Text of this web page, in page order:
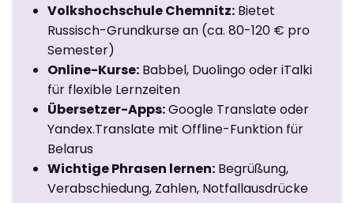
Volkshochschule Chemnitz: Bietet
Russisch-Grundkurse an (ca. 80-120 € pro
Semester)
Online-Kurse: Babbel, Duolingo oder iTalki
für flexible Lernzeiten
Übersetzer-Apps:Google Translate oder
Yandex.Translate mit Offline-Funktion für
Belarus
Wichtige Phrasen lernen: Begrüßung,
Verabschiedung, Zahlen, Notfallausdrücke